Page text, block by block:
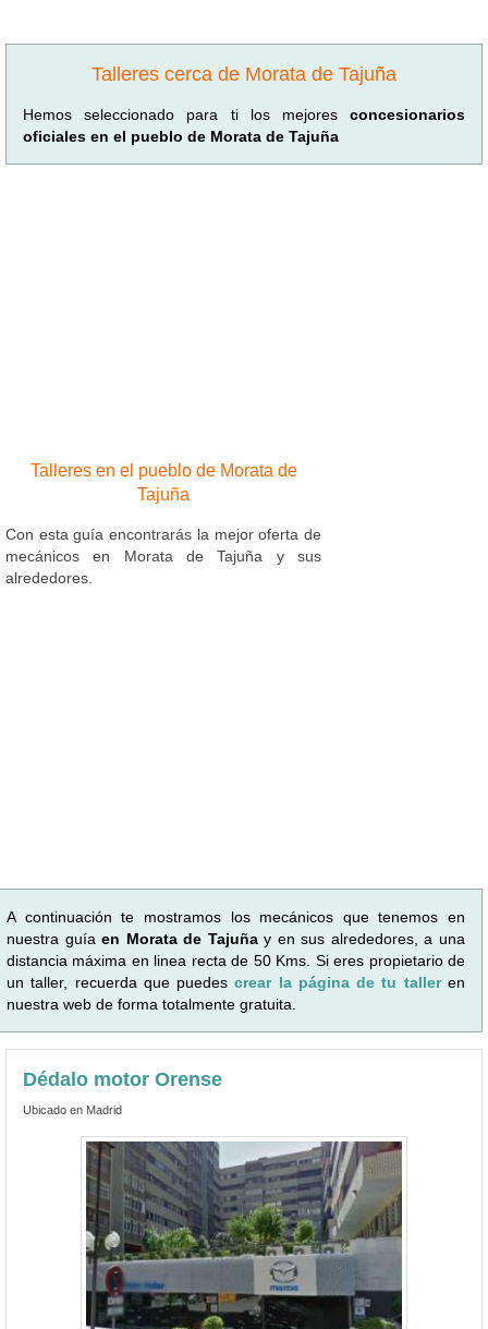
Talleres cerca de Morata de Tajuña
Hemos seleccionado para ti los mejores concesionarios
oficiales en el pueblo de Morata de Tajuña
Talleres en el pueblo de Morata de
Tajuña
Con esta guía encontrarás la mejor oferta de
mecánicos en Morata de Tajuña y sus
alrededores.
A continuación te mostramos los mecánicos que tenemos en
nuestra guíaen Morata de Tajuñay en sus alrededores, a una
distancia máxima en linea recta de 50 Kms. Si eres propietario de
un taller, recuerda que puedescrear la página de tu talleren
nuestra web de forma totalmente gratuita.
Dédalo motor Orense
Ubicado en Madrid